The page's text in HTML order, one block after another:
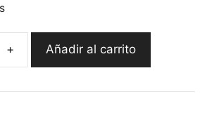
+ Añadir al carrito